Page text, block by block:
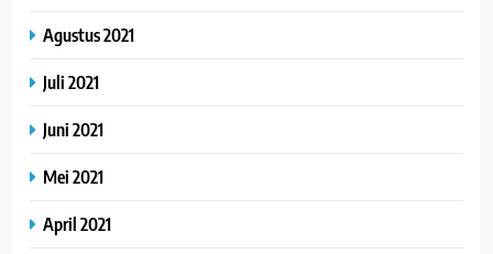
Agustus 2021
Juli 2021
Juni 2021
Mei 2021
April 2021